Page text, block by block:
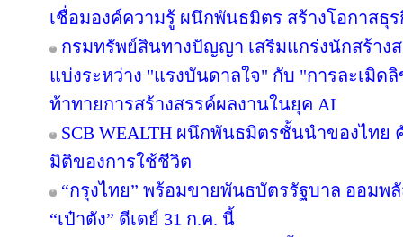
เชื่อมองค์ความรู้ ผนึกพันธมิตร สร้างโอกาสธุ
กรมทรัพย์สินทางปัญญา เสริมแกร่งนักสร้าง
แบ่งระหว่าง "แรงบันดาลใจ" กับ "การละเมิด
ท้าทายการสร้างสรรค์ผลงานในยุค AI
SCB WEALTH ผนึกพันธมิตรชั้นนำของไทย
มิติของการใช้ชีวิต
“กรุงไทย” พร้อมขายพันธบัตรรัฐบาล ออมพ
“เป๋าตัง” ดีเดย์ 31 ก.ค. นี้